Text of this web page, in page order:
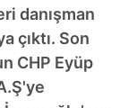
danışman
çıktı. Son
CHP Eyüp